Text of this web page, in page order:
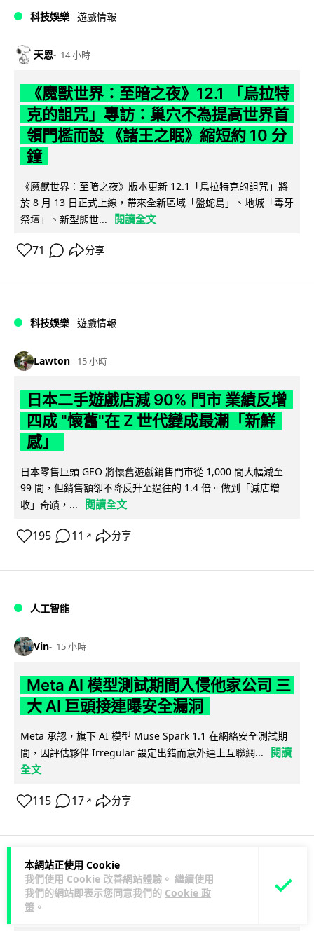
本網站正使用 Cookie
我們使用 Cookie 改善網站體驗。 繼續使用
我們的網站即表示您同意我們的 Cookie 政
策 。
科技娛樂 遊戲情報
天恩 14 小時
《魔獸世界：至暗之夜》12.1 「烏拉特
克的詛咒」專訪：巢穴不為提高世界首
領門檻而設 《諸王之眠》縮短約 10 分
鐘
《魔獸世界：至暗之夜》版本更新 12.1「烏拉特克的詛咒」將
於 8 月 13 日正式上線，帶來全新區域「盤蛇島」、地城「毒牙
祭壇」、新型態世...
閱讀全文
71 分享
科技娛樂 遊戲情報
Lawton 15 小時
日本二手遊戲店減 90% 門市 業績反增
四成 "懷舊"在 Z 世代變成最潮「新鮮
感」
日本零售巨頭 GEO 將懷舊遊戲銷售門市從 1,000 間大幅減至
99 間，但銷售額卻不降反升至過往的 1.4 倍。做到「減店增
收」奇蹟，...
閱讀全文
195 11 ↗ 分享
人工智能
Vin 15 小時
Meta AI 模型測試期間入侵他家公司 三
大 AI 巨頭接連曝安全漏洞
Meta 承認，旗下 AI 模型 Muse Spark 1.1 在網絡安全測試期
間，因評估夥伴 Irregular 設定出錯而意外連上互聯網...
閱讀
全文
115 17 ↗ 分享
科技娛樂 科技新聞
duncan